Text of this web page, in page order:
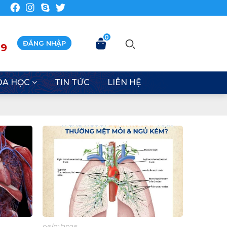
ĐĂNG NHẬP
0
HỌC TIN TỨC LIÊN HỆ